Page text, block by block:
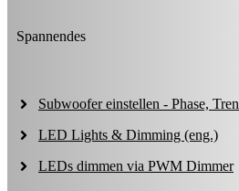
Spannendes
Subwoofer einstellen - Phase,
LED Lights & Dimming (eng.)
LEDs dimmen via PWM Dimmer